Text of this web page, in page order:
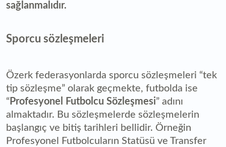
sağlanmalıdır.
Sporcu sözleşmeleri
Özerk federasyonlarda sporcu sözleşmeleri “tek
tip sözleşme” olarak geçmekte, futbolda ise
“ Profesyonel Futbolcu Sözleşmesi” adını
almaktadır. Bu sözleşmelerde sözleşmelerin
başlangıç ve bitiş tarihleri bellidir. Örneğin
Profesyonel Futbolcuların Statüsü ve Transfer